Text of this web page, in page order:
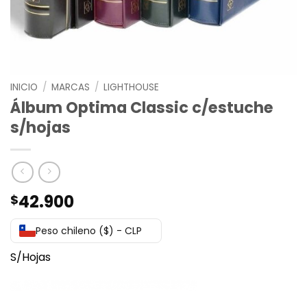
INICIO / MARCAS / LIGHTHOUSE
Álbum Optima Classic c/estuche
s/hojas
$42.900
Peso chileno ($) - CLP
S/Hojas